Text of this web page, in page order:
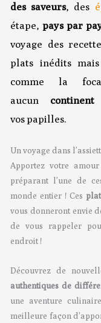
des saveurs, des
étape, pays par
voyage des
plats inédits
comme la
aucun continent
vos papilles.
Un voyage dans
Apportez votre
préparant l’une de
monde entier ! Ces
vous donneront envie
de vous rappeler
endroit !
Découvrez de
authentiques de
une aventure
meilleure façon